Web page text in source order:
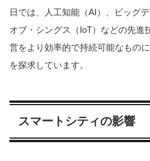
日では、人工知能（AI）、ビッグ
オブ・シングス（IoT）などの先進
営をより効率的で持続可能なもの
を探求しています。
スマートシティの影響